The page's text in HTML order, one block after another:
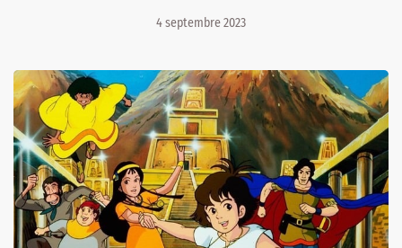
4 septembre 2023